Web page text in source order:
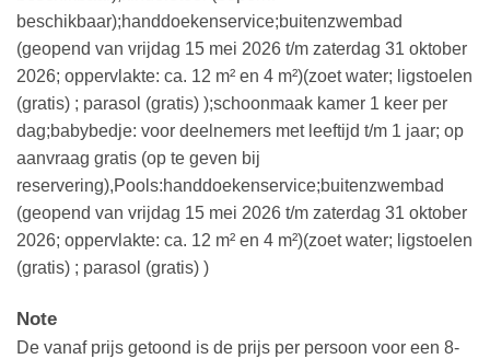
beschikbaar);handdoekenservice;buitenzwembad
(geopend van vrijdag 15 mei 2026 t/m zaterdag 31 oktober
2026; oppervlakte: ca. 12 m² en 4 m²)(zoet water; ligstoelen
(gratis) ; parasol (gratis) );schoonmaak kamer 1 keer per
dag;babybedje: voor deelnemers met leeftijd t/m 1 jaar; op
aanvraag gratis (op te geven bij
reservering),Pools:handdoekenservice;buitenzwembad
(geopend van vrijdag 15 mei 2026 t/m zaterdag 31 oktober
2026; oppervlakte: ca. 12 m² en 4 m²)(zoet water; ligstoelen
(gratis) ; parasol (gratis) )
Note
De vanaf prijs getoond is de prijs per persoon voor een 8-